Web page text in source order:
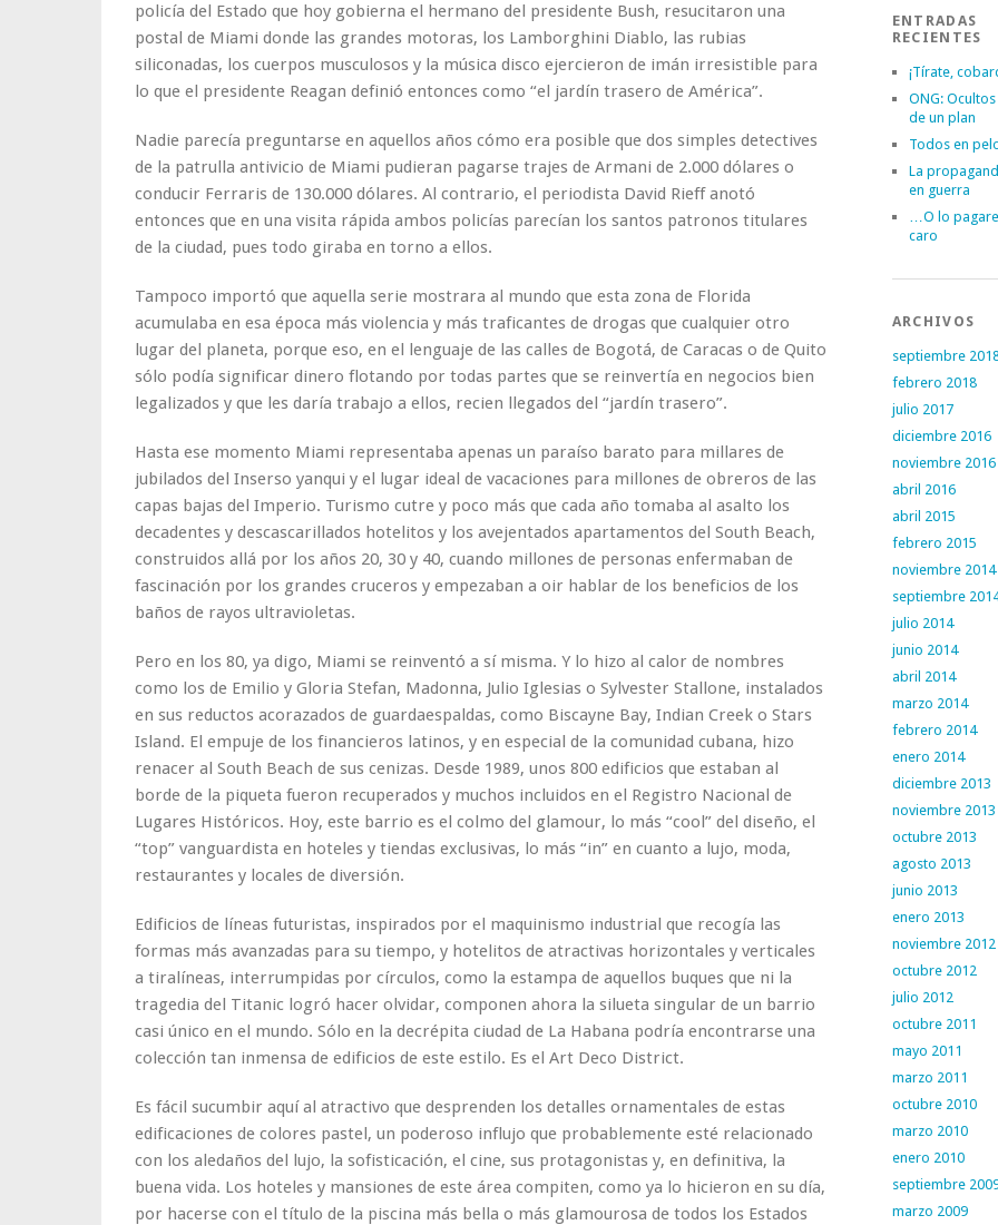
policía del Estado que hoy gobierna el hermano del presidente Bush, resucitaron una
postal de Miami donde las grandes motoras, los Lamborghini Diablo, las rubias
siliconadas, los cuerpos musculosos y la música disco ejercieron de imán irresistible para
lo que el presidente Reagan definió entonces como “el jardín trasero de América”.
Nadie parecía preguntarse en aquellos años cómo era posible que dos simples detectives
de la patrulla antivicio de Miami pudieran pagarse trajes de Armani de 2.000 dólares o
conducir Ferraris de 130.000 dólares. Al contrario, el periodista David Rieff anotó
entonces que en una visita rápida ambos policías parecían los santos patronos titulares
de la ciudad, pues todo giraba en torno a ellos.
Tampoco importó que aquella serie mostrara al mundo que esta zona de Florida
acumulaba en esa época más violencia y más traficantes de drogas que cualquier otro
lugar del planeta, porque eso, en el lenguaje de las calles de Bogotá, de Caracas o de Quito
sólo podía significar dinero flotando por todas partes que se reinvertía en negocios bien
legalizados y que les daría trabajo a ellos, recien llegados del “jardín trasero”.
Hasta ese momento Miami representaba apenas un paraíso barato para millares de
jubilados del Inserso yanqui y el lugar ideal de vacaciones para millones de obreros de las
capas bajas del Imperio. Turismo cutre y poco más que cada año tomaba al asalto los
decadentes y descascarillados hotelitos y los avejentados apartamentos del South Beach,
construidos allá por los años 20, 30 y 40, cuando millones de personas enfermaban de
fascinación por los grandes cruceros y empezaban a oir hablar de los beneficios de los
baños de rayos ultravioletas.
Pero en los 80, ya digo, Miami se reinventó a sí misma. Y lo hizo al calor de nombres
como los de Emilio y Gloria Stefan, Madonna, Julio Iglesias o Sylvester Stallone, instalados
en sus reductos acorazados de guardaespaldas, como Biscayne Bay, Indian Creek o Stars
Island. El empuje de los financieros latinos, y en especial de la comunidad cubana, hizo
renacer al South Beach de sus cenizas. Desde 1989, unos 800 edificios que estaban al
borde de la piqueta fueron recuperados y muchos incluidos en el Registro Nacional de
Lugares Históricos. Hoy, este barrio es el colmo del glamour, lo más “cool” del diseño, el
“top” vanguardista en hoteles y tiendas exclusivas, lo más “in” en cuanto a lujo, moda,
restaurantes y locales de diversión.
Edificios de líneas futuristas, inspirados por el maquinismo industrial que recogía las
formas más avanzadas para su tiempo, y hotelitos de atractivas horizontales y verticales
a tiralíneas, interrumpidas por círculos, como la estampa de aquellos buques que ni la
tragedia del Titanic logró hacer olvidar, componen ahora la silueta singular de un barrio
casi único en el mundo. Sólo en la decrépita ciudad de La Habana podría encontrarse una
colección tan inmensa de edificios de este estilo. Es el Art Deco District.
Es fácil sucumbir aquí al atractivo que desprenden los detalles ornamentales de estas
edificaciones de colores pastel, un poderoso influjo que probablemente esté relacionado
con los aledaños del lujo, la sofisticación, el cine, sus protagonistas y, en definitiva, la
buena vida. Los hoteles y mansiones de este área compiten, como ya lo hicieron en su día,
por hacerse con el título de la piscina más bella o más glamourosa de todos los Estados
ENTRADAS
RECIENTES
¡Tírate,
ONG:
de un plan
Todos en
La
en guerra
…O lo
caro
ARCHIVOS
septiembre
febrero 2018
julio 2017
diciembre 2016
noviembre 2016
abril 2016
abril 2015
febrero 2015
noviembre 2014
septiembre
julio 2014
junio 2014
abril 2014
marzo 2014
febrero 2014
enero 2014
diciembre 2013
noviembre 2013
octubre 2013
agosto 2013
junio 2013
enero 2013
noviembre 2012
octubre 2012
julio 2012
octubre 2011
mayo 2011
marzo 2011
octubre 2010
marzo 2010
enero 2010
septiembre
marzo 2009